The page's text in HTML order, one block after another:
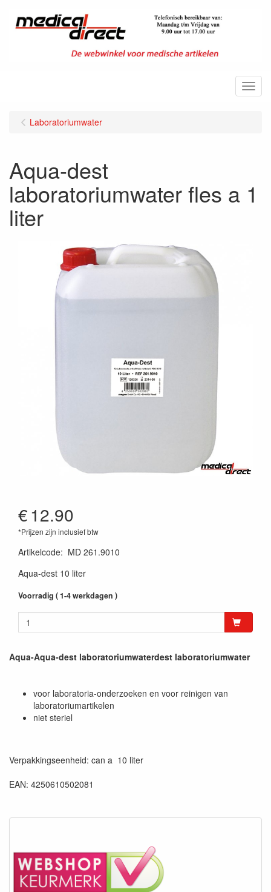
Menu
Laboratoriumwater
Aqua-dest
laboratoriumwater fles a 1
liter
€12.90
*Prijzen zijn inclusief btw
Artikelcode: MD 261.9010
Aqua-dest 10 liter
Voorradig ( 1-4 werkdagen )
Aqua-Aqua-dest laboratoriumwaterdest laboratoriumwater
voor laboratoria-onderzoeken en voor reinigen van
laboratoriumartikelen
niet steriel
Verpakkingseenheid: can a 10 liter
EAN: 4250610502081